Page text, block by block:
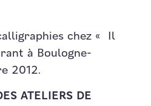
chez « Il
à Boulogne-
2012.
ATELIERS DE